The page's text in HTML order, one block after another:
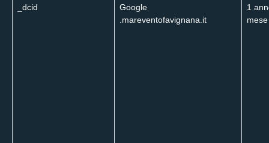
_dcid
Google
.mareventofavignana.it
1
mese